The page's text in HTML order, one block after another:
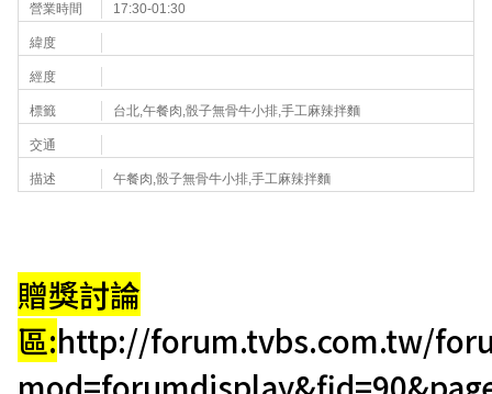
營業時間 17:30-01:30
緯度
經度
標籤 台北,午餐肉,骰子無骨牛小排,手工麻辣拌麵
交通
描述 午餐肉,骰子無骨牛小排,手工麻辣拌麵
贈獎討論
區:http://forum.tvbs.com.tw/